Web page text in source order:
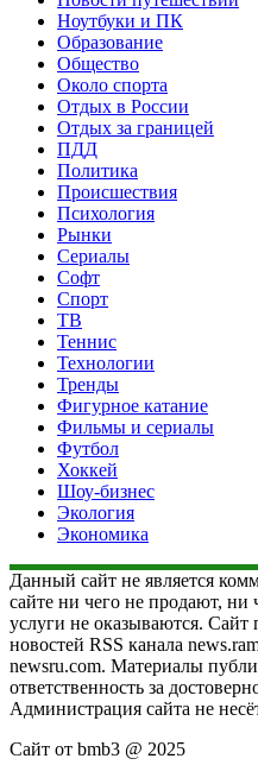
Ноутбуки и ПК
Образование
Общество
Около спорта
Отдых в России
Отдых за границей
ПДД
Политика
Происшествия
Психология
Рынки
Сериалы
Софт
Спорт
ТВ
Теннис
Технологии
Тренды
Фигурное катание
Фильмы и сериалы
Футбол
Хоккей
Шоу-бизнес
Экология
Экономика
Данный сайт не является
сайте ни чего не продают, ни
услуги не оказываются. Сайт
новостей RSS канала
newsru.com. Материалы
ответственность за
Администрация сайта не
Сайт от bmb3 @ 2025